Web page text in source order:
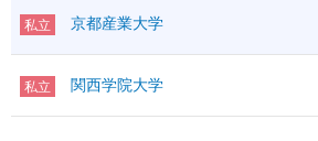
私立 京都産業大学
私立 関西学院大学